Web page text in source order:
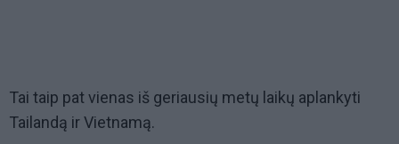
Tai taip pat vienas iš geriausių metų laikų aplankyti
Tailandą ir Vietnamą.